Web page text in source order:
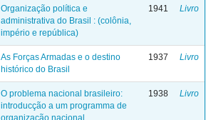
Organização política e
administrativa do Brasil : (colônia,
império e república)
1941 Livro
As Forças Armadas e o destino
histórico do Brasil
1937 Livro
O problema nacional brasileiro:
introducção a um programma de
organização nacional
1938 Livro